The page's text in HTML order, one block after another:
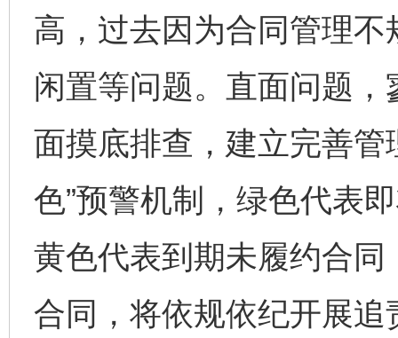
高，过去因为合同管理
闲置等问题。直面问题
面摸底排查，建立完善管
色”预警机制，绿色代表
黄色代表到期未履约合
合同，将依规依纪开展追